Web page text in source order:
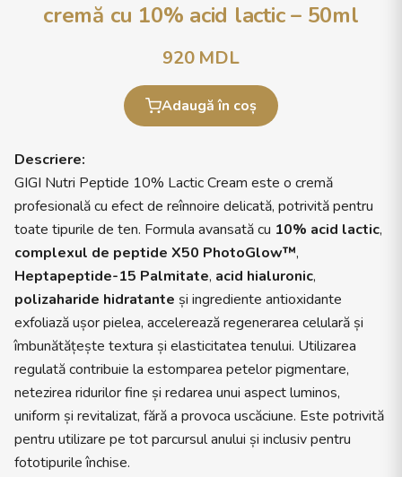
cremă cu 10% acid lactic – 50ml
920MDL
Adaugă în coș
Descriere:
GIGI Nutri Peptide 10% Lactic Cream este o cremă
profesională cu efect de reînnoire delicată, potrivită pentru
toate tipurile de ten. Formula avansată cu 10% acid lactic,
complexul de peptide X50 PhotoGlow™,
Heptapeptide-15 Palmitate, acid hialuronic,
polizaharide hidratante și ingrediente antioxidante
exfoliază ușor pielea, accelerează regenerarea celulară și
îmbunătățește textura și elasticitatea tenului. Utilizarea
regulată contribuie la estomparea petelor pigmentare,
netezirea ridurilor fine și redarea unui aspect luminos,
uniform și revitalizat, fără a provoca uscăciune. Este potrivită
pentru utilizare pe tot parcursul anului și inclusiv pentru
fototipurile închise.